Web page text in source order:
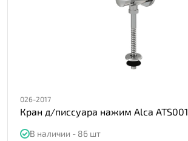
026-2017
Кран д/писсуара нажим Alca ATS001
В наличии - 86 шт